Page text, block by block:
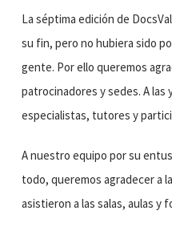
La séptima edición de
su fin, pero no hubiera sido
gente. Por ello queremos
patrocinadores y sedes. A las
especialistas, tutores y
A nuestro equipo por su
todo, queremos agradecer a
asistieron a las salas, aulas y